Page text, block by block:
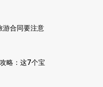
游合同要注意
略：这7个宝